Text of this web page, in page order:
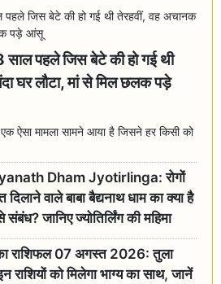
पहले जिस बेटे की हो गई थी
घर लौटा, मां से मिल छलक पड़े
ऐसा मामला सामने आया है जिसने हर किसी को
Dham Jyotirlinga: रोगों
दिलाने वाले बाबा बैद्यनाथ धाम का क्या है
संबंध? जानिए ज्योतिर्लिंग की महिमा
राशिफल 07 अगस्त 2026: तुला
राशियों को मिलेगा भाग्य का साथ, जानें